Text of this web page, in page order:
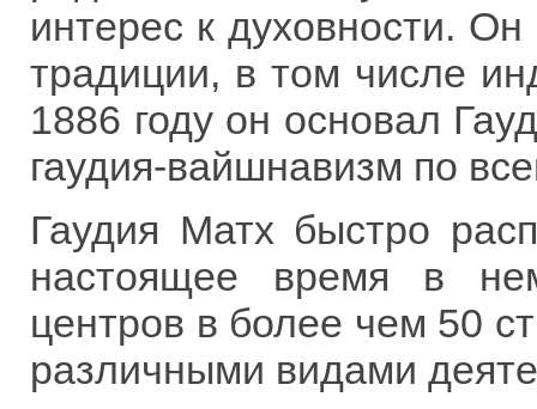
интерес к духовности.
традиции, в том числе
1886 году он основал
гаудия-вайшнавизм по
Гаудия Матх быстро
настоящее время в
центров в более чем 50
различными видами